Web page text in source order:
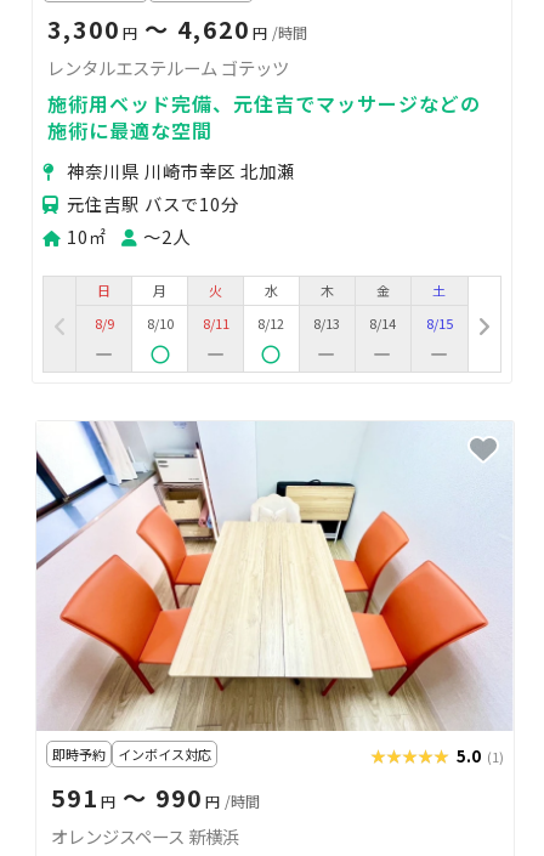
3,300 円 〜 4,620 円 /時間
レンタルエステルーム ゴテッツ
施術用ベッド完備、元住吉でマッサージなどの
施術に最適な空間
神奈川県 川崎市幸区 北加瀬
元住吉駅 バスで10分
10㎡
〜2人
日
8/9
月
8/10
火
8/11
水
8/12
木
8/13
金
8/14
土
8/15
即時予約 インボイス対応 ★★★★★
★★★★★ 5.0 (1)
591 円〜 990 円 /時間
オレンジスペース 新横浜